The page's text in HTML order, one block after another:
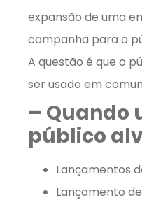
expansão de uma
campanha para o
A questão é que o
ser usado em
– Quando
público
Lançamentos
Lançamento